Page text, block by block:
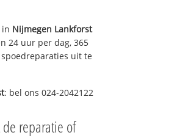
Nijmegen Lankforst
24 uur per dag, 365
uit te
: bel ons 024-2042122
reparatie of